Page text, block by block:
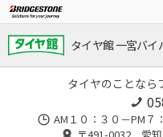
タイヤ館 一宮バイ
タイヤのことなら
AM１０：３０－PM７